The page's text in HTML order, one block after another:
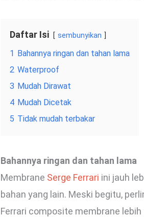
Daftar Isi sembunyikan
1 Bahannya ringan dan tahan lama
2 Waterproof
3 Mudah Dirawat
4 Mudah Dicetak
5 Tidak mudah terbakar
Bahannya ringan dan tahan lama
Membrane Serge Ferrari ini jauh
bahan yang lain. Meski begitu,
Ferrari composite membrane